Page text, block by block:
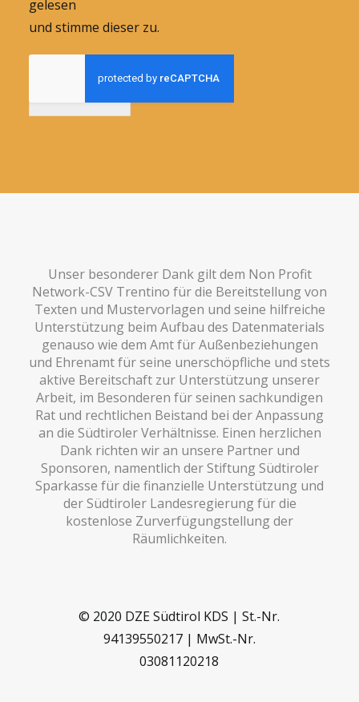
gelesen
und stimme dieser zu.
Unser besonderer Dank gilt dem Non Profit
Network-CSV Trentino für die Bereitstellung von
Texten und Mustervorlagen und seine hilfreiche
Unterstützung beim Aufbau des Datenmaterials
genauso wie dem Amt für Außenbeziehungen
und Ehrenamt für seine unerschöpfliche und stets
aktive Bereitschaft zur Unterstützung unserer
Arbeit, im Besonderen für seinen sachkundigen
Rat und rechtlichen Beistand bei der Anpassung
an die Südtiroler Verhältnisse. Einen herzlichen
Dank richten wir an unsere Partner und
Sponsoren, namentlich der Stiftung Südtiroler
Sparkasse für die finanzielle Unterstützung und
der Südtiroler Landesregierung für die
kostenlose Zurverfügungstellung der
Räumlichkeiten.
© 2020 DZE Südtirol KDS | St.-Nr.
94139550217 | MwSt.-Nr.
03081120218